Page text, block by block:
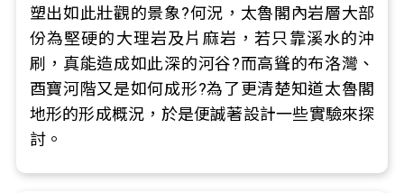
塑出如此壯觀的景象?何況，太魯閣內岩層大部
份為堅硬的大理岩及片麻岩，若只靠溪水的沖
刷，真能造成如此深的河谷?而高聳的布洛灣、
酉寶河階又是如何成形?為了更清楚知道太魯閣
地形的形成概況，於是便誠著設計一些實驗來探
討。